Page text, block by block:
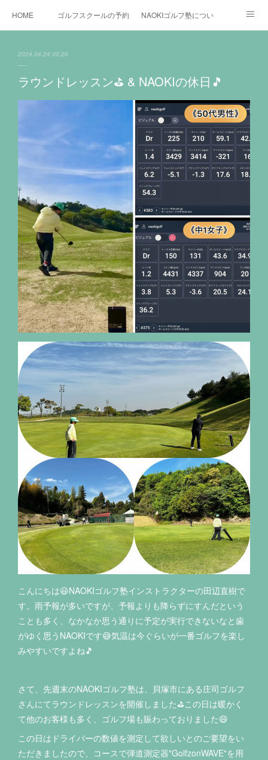
HOME ゴルフスクールの予約状況NAOKIゴルフ塾について
インスタグラム X
2024.04.24 00:26
ラウンドレッスン⛳️ & NAOKIの休日🎵
こんにちは😃NAOKIゴルフ塾インストラクターの田辺直樹で
す。雨予報が多いですが、予報よりも降らずにすんだという
ことも多く、なかなか思う通りに予定が実行できないなと歯
がゆく思うNAOKIです😅気温は今ぐらいが一番ゴルフを楽し
みやすいですよね🎵
さて、先週末のNAOKIゴルフ塾は、貝塚市にある庄司ゴルフ
さんにてラウンドレッスンを開催しました⛳️この日は暖かく
て他のお客様も多く、ゴルフ場も賑わっておりました😄
この日はドライバーの数値を測定して欲しいとのご要望をい
ただきましたので、コースで弾道測定器"GolfzonWAVE"を用